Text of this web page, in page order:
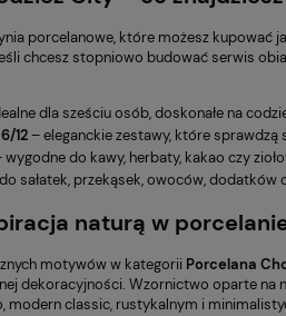
porcelanowe, które możesz kupować
chcesz stopniowo budować serwis
dla sześciu osób, doskonałe na
12– eleganckie zestawy, które sprawdzą
wygodne do kawy, herbaty, kakao czy
sałatek, przekąsek, owoców, dodatków
naturą w
motywów w kategorii Porcelana
dekoracyjności. Wzornictwo oparte
modern classic, rustykalnym i